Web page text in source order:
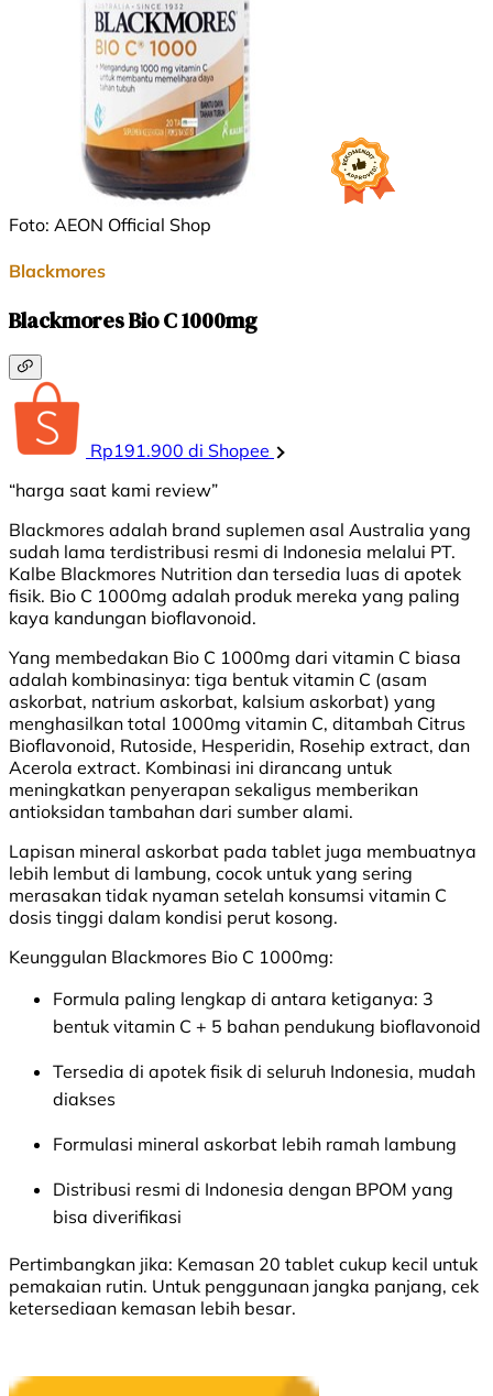
Foto: AEON Official Shop
Blackmores
Blackmores Bio C 1000mg
Rp191.900 di Shopee
“harga saat kami review”
Blackmores adalah brand suplemen asal Australia yang
sudah lama terdistribusi resmi di Indonesia melalui PT.
Kalbe Blackmores Nutrition dan tersedia luas di apotek
fisik. Bio C 1000mg adalah produk mereka yang paling
kaya kandungan bioflavonoid.
Yang membedakan Bio C 1000mg dari vitamin C biasa
adalah kombinasinya: tiga bentuk vitamin C (asam
askorbat, natrium askorbat, kalsium askorbat) yang
menghasilkan total 1000mg vitamin C, ditambah Citrus
Bioflavonoid, Rutoside, Hesperidin, Rosehip extract, dan
Acerola extract. Kombinasi ini dirancang untuk
meningkatkan penyerapan sekaligus memberikan
antioksidan tambahan dari sumber alami.
Lapisan mineral askorbat pada tablet juga membuatnya
lebih lembut di lambung, cocok untuk yang sering
merasakan tidak nyaman setelah konsumsi vitamin C
dosis tinggi dalam kondisi perut kosong.
Keunggulan Blackmores Bio C 1000mg:
Formula paling lengkap di antara ketiganya: 3
bentuk vitamin C + 5 bahan pendukung bioflavonoid
Tersedia di apotek fisik di seluruh Indonesia, mudah
diakses
Formulasi mineral askorbat lebih ramah lambung
Distribusi resmi di Indonesia dengan BPOM yang
bisa diverifikasi
Pertimbangkan jika: Kemasan 20 tablet cukup kecil untuk
pemakaian rutin. Untuk penggunaan jangka panjang, cek
ketersediaan kemasan lebih besar.